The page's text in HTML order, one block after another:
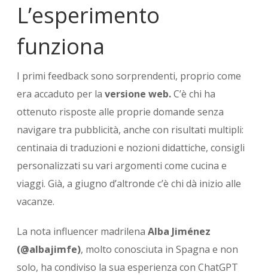
L’esperimento
funziona
I primi feedback sono sorprendenti, proprio come
era accaduto per la versione web.C’è chi ha
ottenuto risposte alle proprie domande senza
navigare tra pubblicità, anche con risultati multipli:
centinaia di traduzioni e nozioni didattiche, consigli
personalizzati su vari argomenti come cucina e
viaggi. Già, a giugno d’altronde c’è chi dà inizio alle
vacanze.
La nota influencer madrilena Alba Jiménez
(@albajimfe), molto conosciuta in Spagna e non
solo, ha condiviso la sua esperienza con ChatGPT